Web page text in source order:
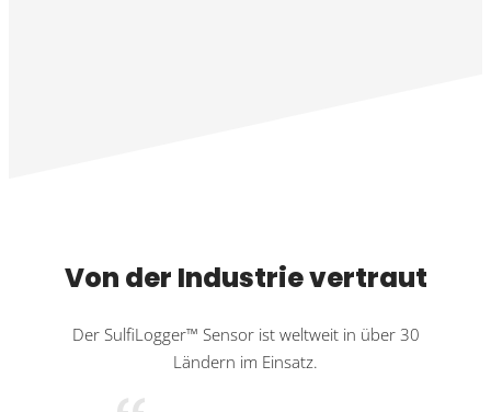
Von der Industrie vertraut
Der SulfiLogger™ Sensor ist weltweit in über 30
Ländern im Einsatz.